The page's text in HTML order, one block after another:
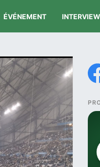
ÉVÉNEMENT INTERVIEW